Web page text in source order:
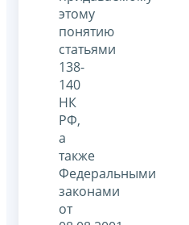
этому
понятию
статьями
138-
140
НК
РФ,
а
также
Федеральными
законами
от